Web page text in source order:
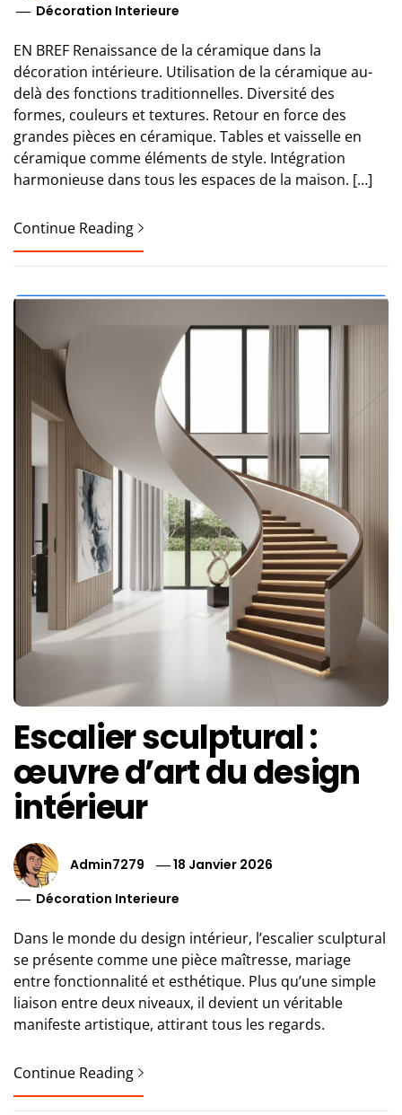
Décoration Interieure
EN BREF Renaissance de la céramique dans la
décoration intérieure. Utilisation de la céramique au-
delà des fonctions traditionnelles. Diversité des
formes, couleurs et textures. Retour en force des
grandes pièces en céramique. Tables et vaisselle en
céramique comme éléments de style. Intégration
harmonieuse dans tous les espaces de la maison. […]
Continue Reading
Escalier sculptural :
œuvre d’art du design
intérieur
Admin7279
18 Janvier 2026
Décoration Interieure
Dans le monde du design intérieur, l’escalier sculptural
se présente comme une pièce maîtresse, mariage
entre fonctionnalité et esthétique. Plus qu’une simple
liaison entre deux niveaux, il devient un véritable
manifeste artistique, attirant tous les regards.
Continue Reading